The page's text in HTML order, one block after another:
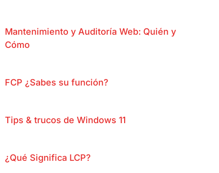
Mantenimiento y Auditoría Web: Quién y
Cómo
FCP ¿Sabes su función?
Tips & trucos de Windows 11
¿Qué Significa LCP?